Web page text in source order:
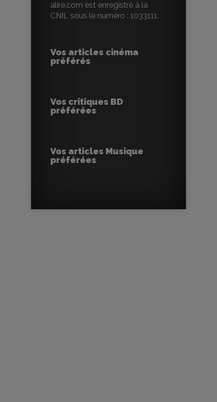
alire.com est enregistré à la
CNIL sous le numéro : 1033111.
Vos articles cinéma
préférés
Vos critiques BD
préférées
Vos articles Musique
préférées